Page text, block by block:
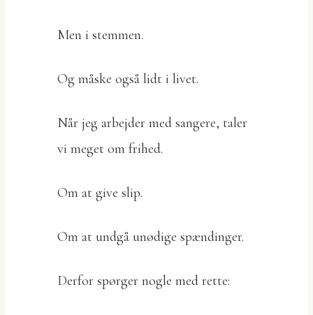
Men i stemmen.
Og måske også lidt i livet.
Når jeg arbejder med sangere, taler
vi meget om frihed.
Om at give slip.
Om at undgå unødige spændinger.
Derfor spørger nogle med rette: